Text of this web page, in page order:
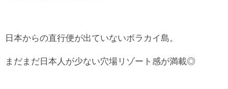
日本からの直行便が出ていないボラカイ島。
まだまだ日本人が少ない穴場リゾート感が満載◎